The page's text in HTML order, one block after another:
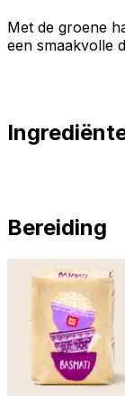
Met de groene
een smaakvolle
Bereiding